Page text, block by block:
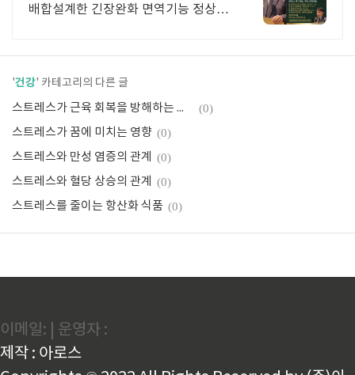
배합설계한 긴장완화 면역기능 정상을
'건강' 카테고리의 다른 글
스트레스가 근육 회복을 방해하는 이유 (0)
스트레스가 꿈에 미치는 영향 (0)
스트레스와 만성 염증의 관계 (0)
스트레스와 혈당 상승의 관계 (0)
스트레스를 줄이는 항산화 식품 (0)
이메일: | 운영자 :
제작 : 아로스